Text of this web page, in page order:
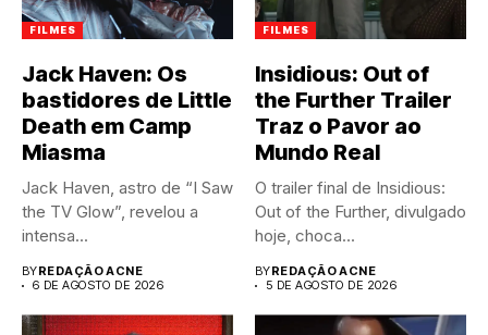
FILMES
Jack Haven: Os
bastidores de Little
Death em Camp
Miasma
Jack Haven, astro de “I Saw
the TV Glow”, revelou a
intensa...
BYREDAÇÃO ACNE
6 DE AGOSTO DE 2026
FILMES
Insidious: Out of
the Further Trailer
Traz o Pavor ao
Mundo Real
O trailer final de Insidious:
Out of the Further, divulgado
hoje, choca...
BYREDAÇÃO ACNE
5 DE AGOSTO DE 2026